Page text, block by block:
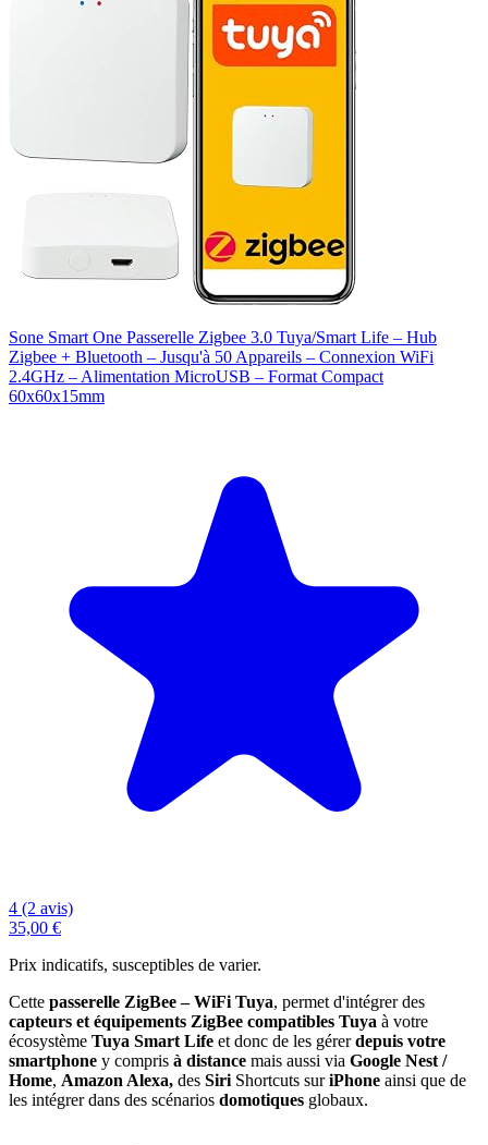
Sone Smart One Passerelle Zigbee 3.0 Tuya/Smart Life – Hub
Zigbee + Bluetooth – Jusqu'à 50 Appareils – Connexion WiFi
2.4GHz – Alimentation MicroUSB – Format Compact
60x60x15mm
4 (2 avis)
35,00 €
Prix indicatifs, susceptibles de varier.
Cette passerelle ZigBee – WiFi Tuya, permet d'intégrer des
capteurs et équipements ZigBee compatibles Tuya à votre
écosystème Tuya Smart Life et donc de les gérerdepuis votre
smartphone y compris à distance mais aussi via Google Nest /
Home, Amazon Alexa, des Siri Shortcuts suriPhone ainsi que de
les intégrer dans des scénarios domotiques globaux.